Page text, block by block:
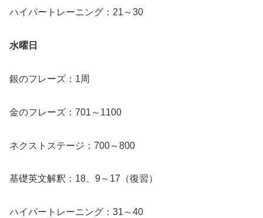
ハイパートレーニング：21～30
水曜日
銀のフレーズ：1周
金のフレーズ：701～1100
ネクストステージ：700～800
基礎英文解釈：18、9～17（復習）
ハイパートレーニング：31～40